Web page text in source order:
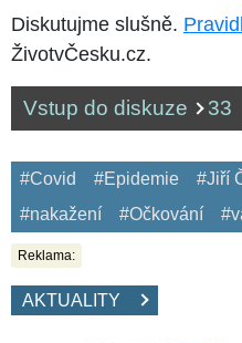
Diskutujme slušně.
ŽivotvČesku.cz.
Vstup do diskuze 33
#Covid #Epidemie #Jiří
#nakažení
#Očkování
Reklama:
AKTUALITY